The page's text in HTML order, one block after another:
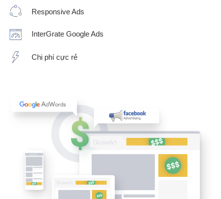
Responsive Ads
InterGrate Google Ads
Chi phí cực rẻ